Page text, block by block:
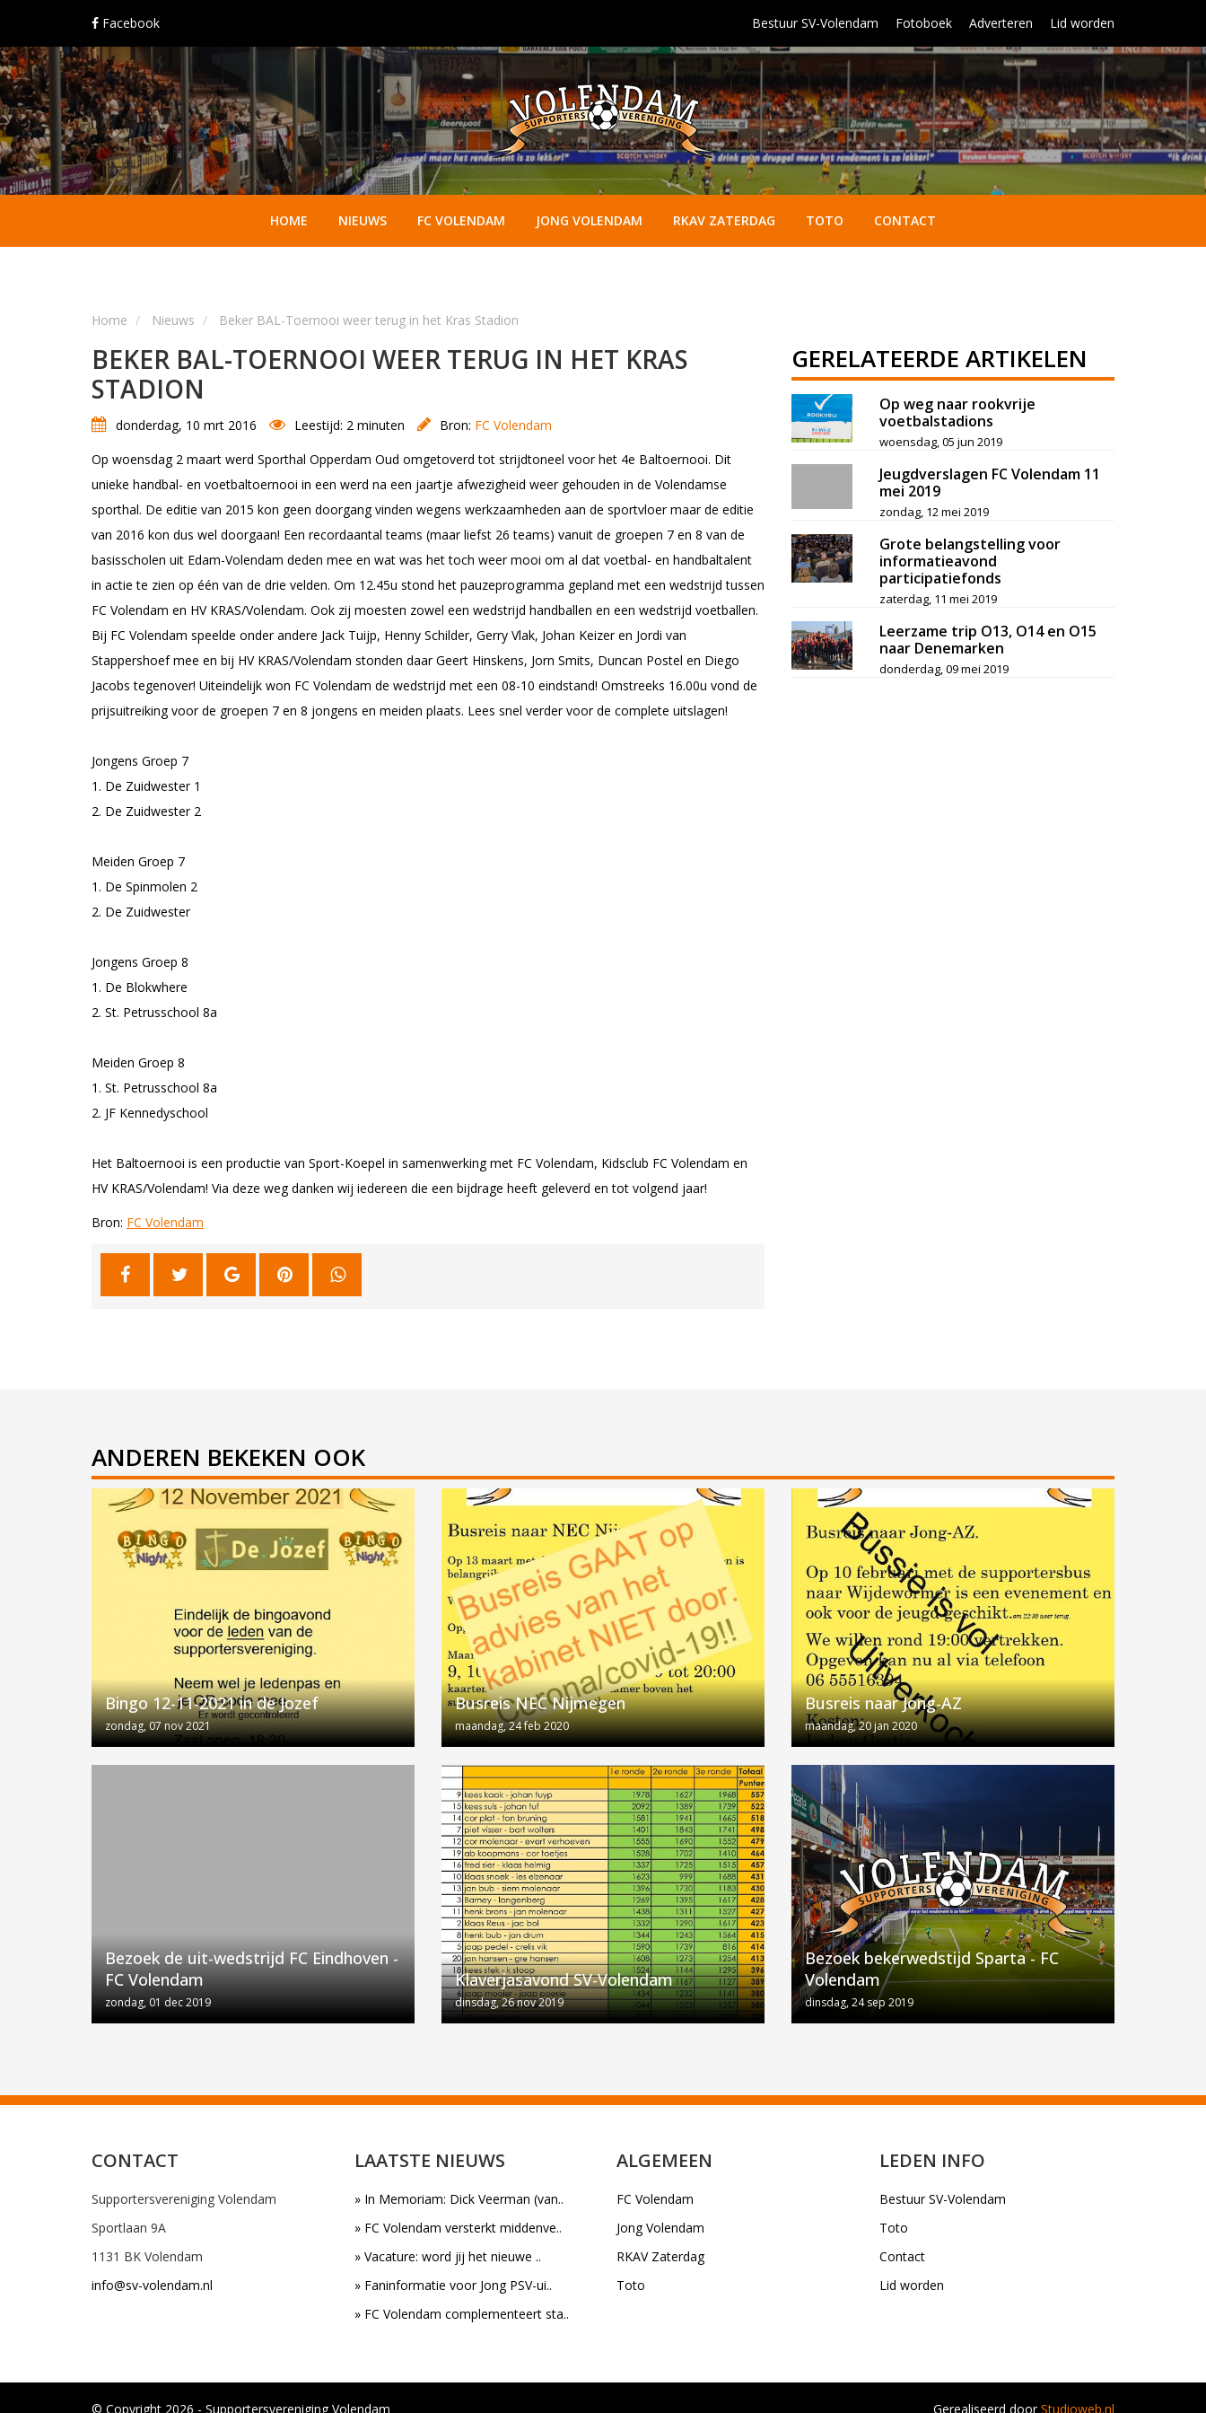
Facebook Bestuur SV-Volendam Fotoboek Adverteren Lid worden
HOME NIEUWS FC VOLENDAM JONG VOLENDAM RKAV ZATERDAG TOTO CONTACT
Home Nieuws Beker BAL-Toernooi weer terug in het Kras Stadion
BEKER BAL-TOERNOOI WEER TERUG IN HET KRAS
STADION
donderdag, 10 mrt 2016 Leestijd: 2 minuten Bron: FC Volendam
Op woensdag 2 maart werd Sporthal Opperdam Oud omgetoverd tot strijdtoneel voor het 4e Baltoernooi. Dit
unieke handbal- en voetbaltoernooi in een werd na een jaartje afwezigheid weer gehouden in de Volendamse
sporthal. De editie van 2015 kon geen doorgang vinden wegens werkzaamheden aan de sportvloer maar de editie
van 2016 kon dus wel doorgaan! Een recordaantal teams (maar liefst 26 teams) vanuit de groepen 7 en 8 van de
basisscholen uit Edam-Volendam deden mee en wat was het toch weer mooi om al dat voetbal- en handbaltalent
in actie te zien op één van de drie velden. Om 12.45u stond het pauzeprogramma gepland met een wedstrijd tussen
FC Volendam en HV KRAS/Volendam. Ook zij moesten zowel een wedstrijd handballen en een wedstrijd voetballen.
Bij FC Volendam speelde onder andere Jack Tuijp, Henny Schilder, Gerry Vlak, Johan Keizer en Jordi van
Stappershoef mee en bij HV KRAS/Volendam stonden daar Geert Hinskens, Jorn Smits, Duncan Postel en Diego
Jacobs tegenover! Uiteindelijk won FC Volendam de wedstrijd met een 08-10 eindstand! Omstreeks 16.00u vond de
prijsuitreiking voor de groepen 7 en 8 jongens en meiden plaats. Lees snel verder voor de complete uitslagen!
Jongens Groep 7
1. De Zuidwester 1
2. De Zuidwester 2
Meiden Groep 7
1. De Spinmolen 2
2. De Zuidwester
Jongens Groep 8
1. De Blokwhere
2. St. Petrusschool 8a
Meiden Groep 8
1. St. Petrusschool 8a
2. JF Kennedyschool
Het Baltoernooi is een productie van Sport-Koepel in samenwerking met FC Volendam, Kidsclub FC Volendam en
HV KRAS/Volendam! Via deze weg danken wij iedereen die een bijdrage heeft geleverd en tot volgend jaar!
Bron: FC Volendam
GERELATEERDE ARTIKELEN
Op weg naar rookvrije
voetbalstadions
woensdag, 05 jun 2019
Jeugdverslagen FC Volendam 11
mei 2019
zondag, 12 mei 2019
Grote belangstelling voor
informatieavond
participatiefonds
zaterdag, 11 mei 2019
Leerzame trip O13, O14 en O15
naar Denemarken
donderdag, 09 mei 2019
ANDEREN BEKEKEN OOK
Bingo 12-11-2021 in de Jozef
zondag, 07 nov 2021
Busreis NEC Nijmegen
maandag, 24 feb 2020
Busreis naar Jong-AZ
maandag, 20 jan 2020
Bezoek de uit-wedstrijd FC Eindhoven -
FC Volendam
zondag, 01 dec 2019
Klaverjasavond SV-Volendam
dinsdag, 26 nov 2019
Bezoek bekerwedstijd Sparta - FC
Volendam
dinsdag, 24 sep 2019
CONTACT
Supportersvereniging Volendam
Sportlaan 9A
1131 BK Volendam
info@sv-volendam.nl
LAATSTE NIEUWS
» In Memoriam: Dick Veerman (van..
» FC Volendam versterkt middenve..
» Vacature: word jij het nieuwe ..
» Faninformatie voor Jong PSV-ui..
» FC Volendam complementeert sta..
ALGEMEEN
FC Volendam
Jong Volendam
RKAV Zaterdag
Toto
LEDEN INFO
Bestuur SV-Volendam
Toto
Contact
Lid worden
© Copyright 2026 - Supportersvereniging Volendam Gerealiseerd doorStudioweb.nl